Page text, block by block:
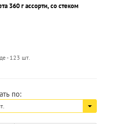
360 г ассорти, со стеком
- 123 шт.
по: